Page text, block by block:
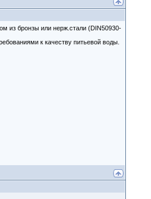
из бронзы или нерж.стали (DIN50930-
к качеству питьевой воды.